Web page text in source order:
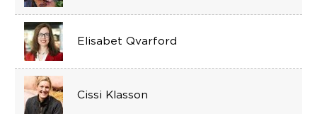
Elisabet Qvarford
Cissi Klasson